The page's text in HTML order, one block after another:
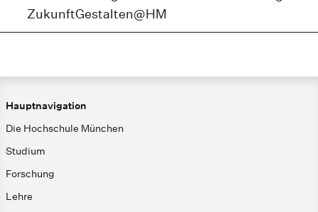
ZukunftGestalten@HM
Hauptnavigation
Die Hochschule München
Studium
Forschung
Lehre